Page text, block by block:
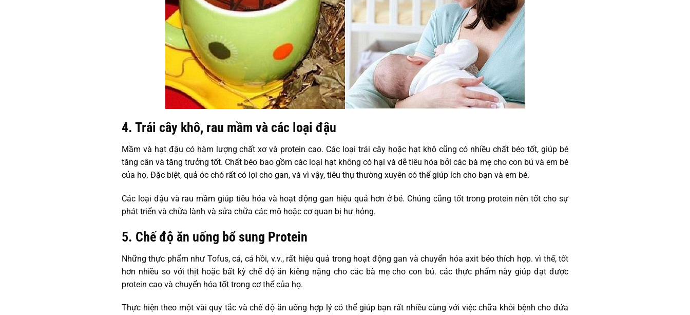
4. Trái cây khô, rau mầm và các loại đậu
Mầm và hạt đậu có hàm lượng chất xơ và protein cao. Các loại trái cây hoặc hạt khô cũng có nhiều chất béo tốt, giúp bé
tăng cân và tăng trưởng tốt. Chất béo bao gồm các loại hạt không có hại và dễ tiêu hóa bởi các bà mẹ cho con bú và em bé
của họ. Đặc biệt, quả óc chó rất có lợi cho gan, và vì vậy, tiêu thụ thường xuyên có thể giúp ích cho bạn và em bé.
Các loại đậu và rau mầm giúp tiêu hóa và hoạt động gan hiệu quả hơn ở bé. Chúng cũng tốt trong protein nên tốt cho sự
phát triển và chữa lành và sửa chữa các mô hoặc cơ quan bị hư hỏng.
5. Chế độ ăn uống bổ sung Protein
Những thực phẩm như Tofus, cá, cá hồi, v.v., rất hiệu quả trong hoạt động gan và chuyển hóa axit béo thích hợp. vì thế, tốt
hơn nhiều so với thịt hoặc bất kỳ chế độ ăn kiêng nặng cho các bà mẹ cho con bú. các thực phẩm này giúp đạt được
protein cao và chuyển hóa tốt trong cơ thể của họ.
Thực hiện theo một vài quy tắc và chế độ ăn uống hợp lý có thể giúp bạn rất nhiều cùng với việc chữa khỏi bệnh cho đứa